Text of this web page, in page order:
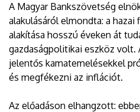
A Magyar Bankszövetség
alakulásáról elmondta: a
alakítása hosszú éveken át
gazdaságpolitikai eszköz volt.
jelentős kamatemelésekkel
és megfékezni az inflációt.
Az előadáson elhangzott: